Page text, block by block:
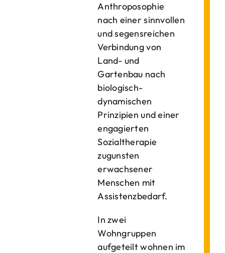
Anthroposophie
nach einer sinnvollen
und segensreichen
Verbindung von
Land- und
Gartenbau nach
biologisch-
dynamischen
Prinzipien und einer
engagierten
Sozialtherapie
zugunsten
erwachsener
Menschen mit
Assistenzbedarf.
In zwei
Wohngruppen
aufgeteilt wohnen im